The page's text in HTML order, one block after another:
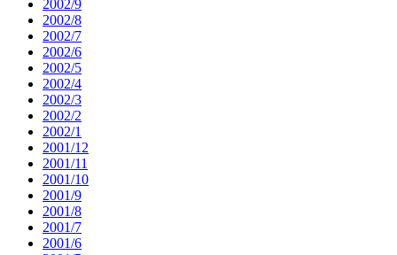
2002/9
2002/8
2002/7
2002/6
2002/5
2002/4
2002/3
2002/2
2002/1
2001/12
2001/11
2001/10
2001/9
2001/8
2001/7
2001/6